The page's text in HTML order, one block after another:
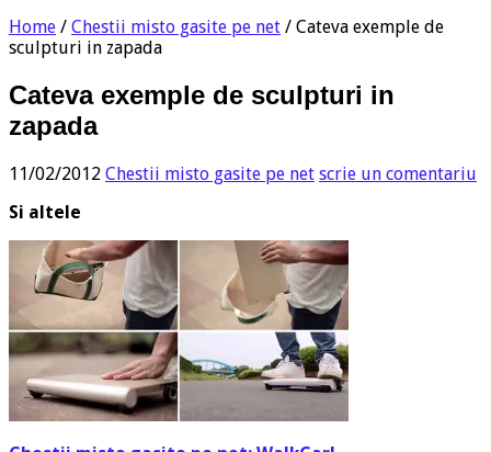
Home / Chestii misto gasite pe net / Cateva exemple de
sculpturi in zapada
Cateva exemple de sculpturi in
zapada
11/02/2012 Chestii misto gasite pe net scrie un comentariu
Si altele